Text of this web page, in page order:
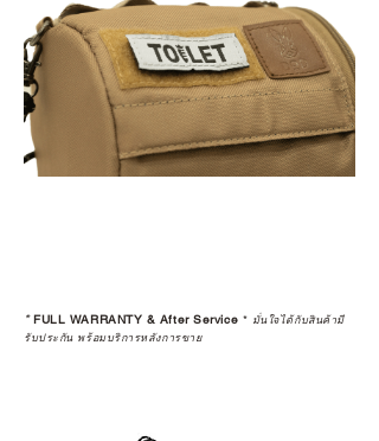
*FULL WARRANTY & After Service * มั่นใจได้กับสินค้ามี
รับประกัน พร้อมบริการหลังการขาย